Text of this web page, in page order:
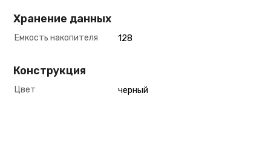
Хранение данных
Емкость накопителя 128
Конструкция
Цвет черный